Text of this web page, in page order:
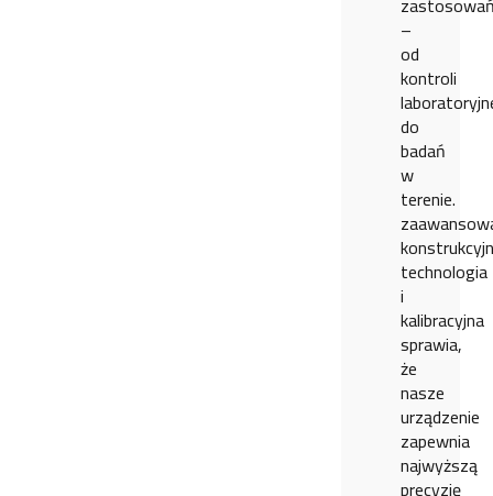
–
od
kontroli
do
badań
w
terenie.
technologia
i
kalibracyjna
sprawia,
że
nasze
urządzenie
zapewnia
najwyższą
precyzję